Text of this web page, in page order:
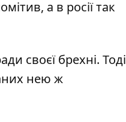
а в росії так
своєї брехні. Тоді
нею ж